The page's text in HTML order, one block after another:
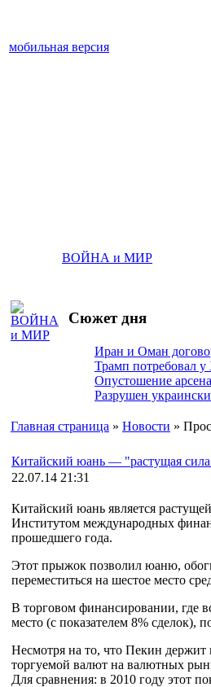
мобильная версия
ВОЙНА и МИР
Сюжет дня
Иран и Оман
Трамп потребовал у
Опустошение
Разрушен
Главная страница » Новости »
Китайский юань — "растущая
22.07.14 21:31
Китайский юань является
Институтом международных
прошедшего года.
Этот прыжок позволил юаню,
переместиться на шестое место
В торговом финансировании, где
место (с показателем 8% сделок),
Несмотря на то, что Пекин держит
торгуемой валют на валютных
Для сравнения: в 2010 году этот